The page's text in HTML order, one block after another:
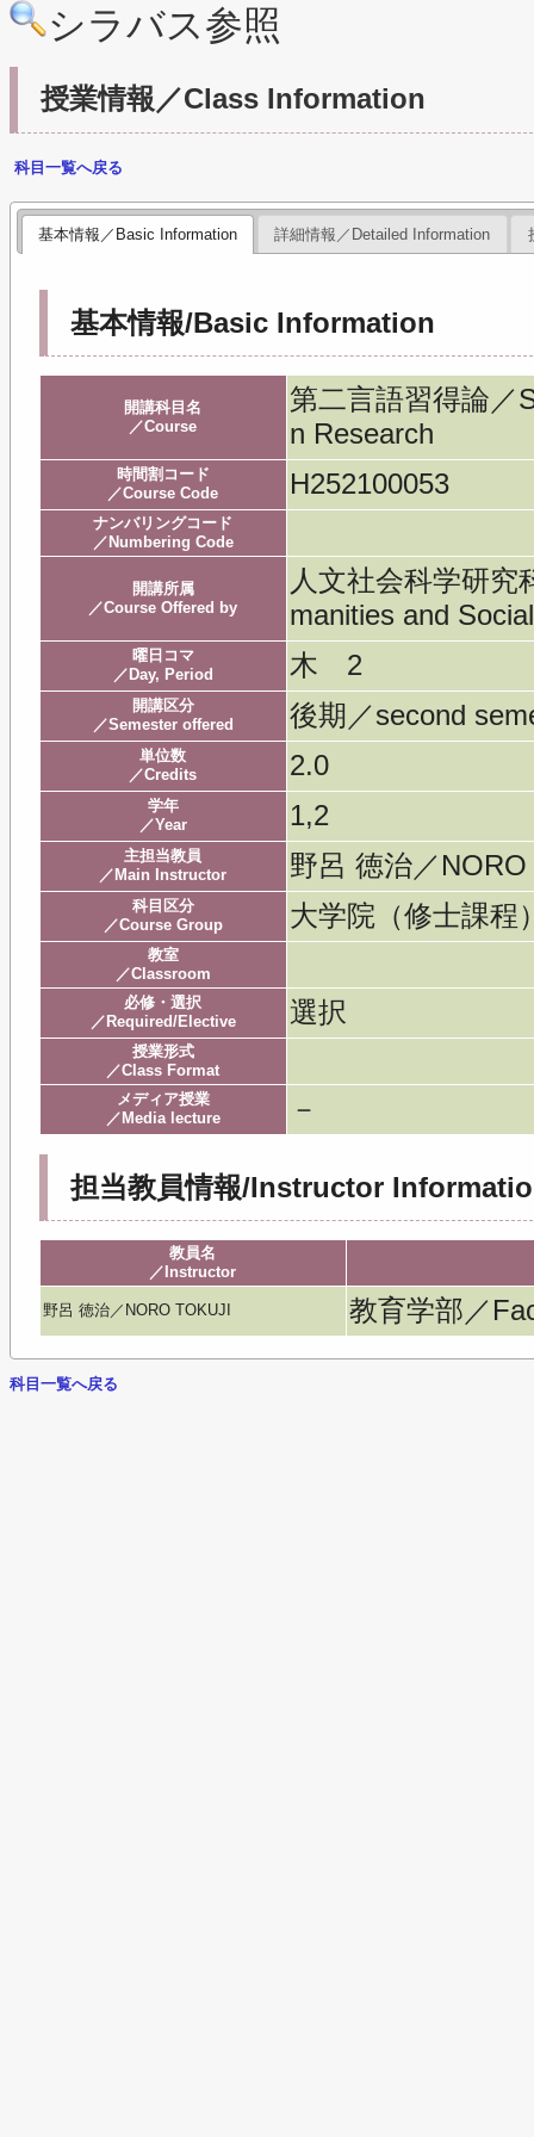
シラバス参照
授業情報／Class Information
科目一覧へ戻る
基本情報／Basic Information 詳細情報／Detailed Information
基本情報/Basic Information
開講科目名
／Course
第二言語習得論／
n Research
時間割コード
／Course Code
H252100053
ナンバリングコード
／Numbering Code
開講所属
／Course Offered by
人文社会科学研究
manities and
曜日コマ
／Day, Period
木 2
開講区分
／Semester offered
後期／second
単位数
／Credits
2.0
学年
／Year
1,2
主担当教員
／Main Instructor
野呂 徳治／
科目区分
／Course Group
大学院（修士課
教室
／Classroom
必修・選択
／Required/Elective
選択
授業形式
／Class Format
メディア授業
／Media lecture
－
担当教員情報/Instructor
教員名
／Instructor
野呂 徳治／NORO TOKUJI 教育学部／
科目一覧へ戻る